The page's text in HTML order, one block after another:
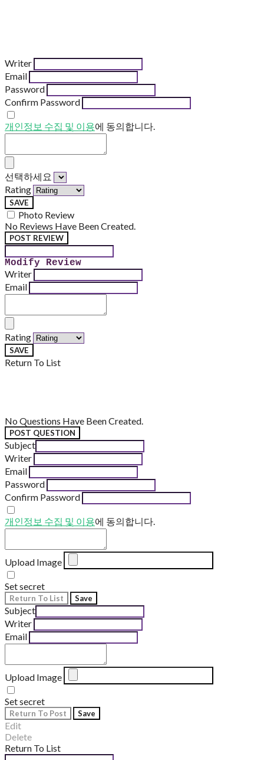
Writer
Email
Password
Confirm Password
개인정보 수집 및 이용에 동의합니다.
선택하세요
Rating
SAVE
Photo Review
No Reviews Have Been Created.
POST REVIEW
Modify Review
Writer
Email
Rating
SAVE
Return To List
No Questions Have Been Created.
POST QUESTION
Subject
Writer
Email
Password
Confirm Password
개인정보 수집 및 이용에 동의합니다.
Upload Image
Set secret
Return To List Save
Subject
Writer
Email
Upload Image
Set secret
Return To Post Save
Edit
Delete
Return To List